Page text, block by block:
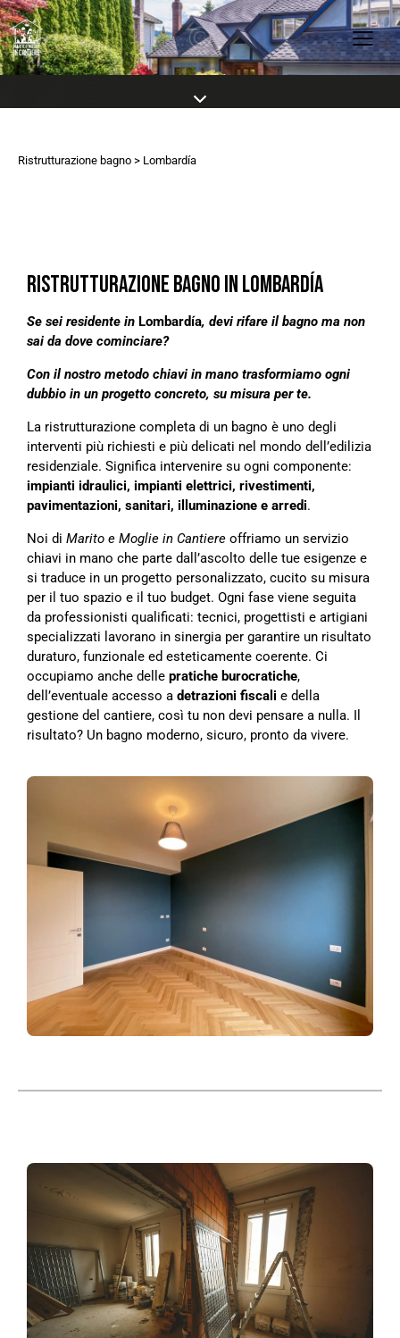
Ristrutturazione bagno > Lombardía
RISTRUTTURAZIONE BAGNO IN LOMBARDÍA
Se sei residente in Lombardía, devi rifare il bagno ma non
sai da dove cominciare?
Con il nostro metodo chiavi in mano trasformiamo ogni
dubbio in un progetto concreto, su misura per te.
La ristrutturazione completa di un bagno è uno degli
interventi più richiesti e più delicati nel mondo dell’edilizia
residenziale. Significa intervenire su ogni componente:
impianti idraulici, impianti elettrici, rivestimenti,
pavimentazioni, sanitari, illuminazione e arredi.
Noi di Marito e Moglie in Cantiere offriamo un servizio
chiavi in mano che parte dall’ascolto delle tue esigenze e
si traduce in un progetto personalizzato, cucito su misura
per il tuo spazio e il tuo budget. Ogni fase viene seguita
da professionisti qualificati: tecnici, progettisti e artigiani
specializzati lavorano in sinergia per garantire un risultato
duraturo, funzionale ed esteticamente coerente. Ci
occupiamo anche delle pratiche burocratiche,
dell’eventuale accesso a detrazioni fiscali e della
gestione del cantiere, così tu non devi pensare a nulla. Il
risultato? Un bagno moderno, sicuro, pronto da vivere.